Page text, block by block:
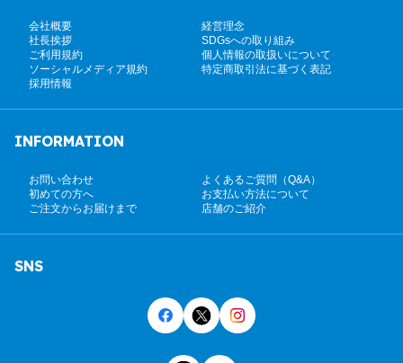
会社概要
経営理念
社長挨拶
SDGsへの取り組み
ご利用規約
個人情報の取扱いについて
ソーシャルメディア規約
特定商取引法に基づく表記
採用情報
INFORMATION
お問い合わせ
よくあるご質問（Q&A）
初めての方へ
お支払い方法について
ご注文からお届けまで
店舗のご紹介
SNS